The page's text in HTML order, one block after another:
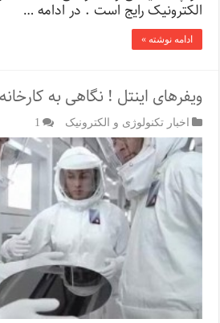
الکترونیک رایج است . در ادامه …
ادامه نوشته »
ویفرهای اینتل ! نگاهی به
اخبار تکنولوژی و الکترونیک 1